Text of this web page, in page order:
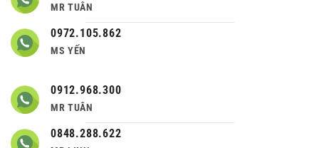
MR TUÂN
0972.105.862
MS YẾN
0912.968.300
MR TUÂN
0848.288.622